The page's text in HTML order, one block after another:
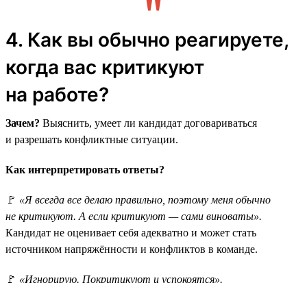
4. Как вы обычно реагируете,
когда вас критикуют
на работе?
Зачем? Выяснить, умеет ли кандидат договариваться
и разрешать конфликтные ситуации.
Как интерпретировать ответы?
🚩 «Я всегда все делаю правильно, поэтому меня обычно
не критикуют. А если критикуют — сами виноваты».
Кандидат не оценивает себя адекватно и может стать
источником напряжённости и конфликтов в команде.
🚩 «Игнорирую. Покритикуют и успокоятся».